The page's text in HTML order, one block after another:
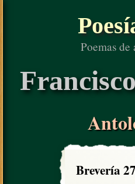
Poemas de
Brevería